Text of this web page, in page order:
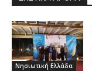
Νησιωτική Ελλάδα